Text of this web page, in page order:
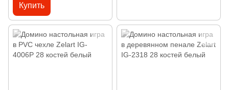
Купить